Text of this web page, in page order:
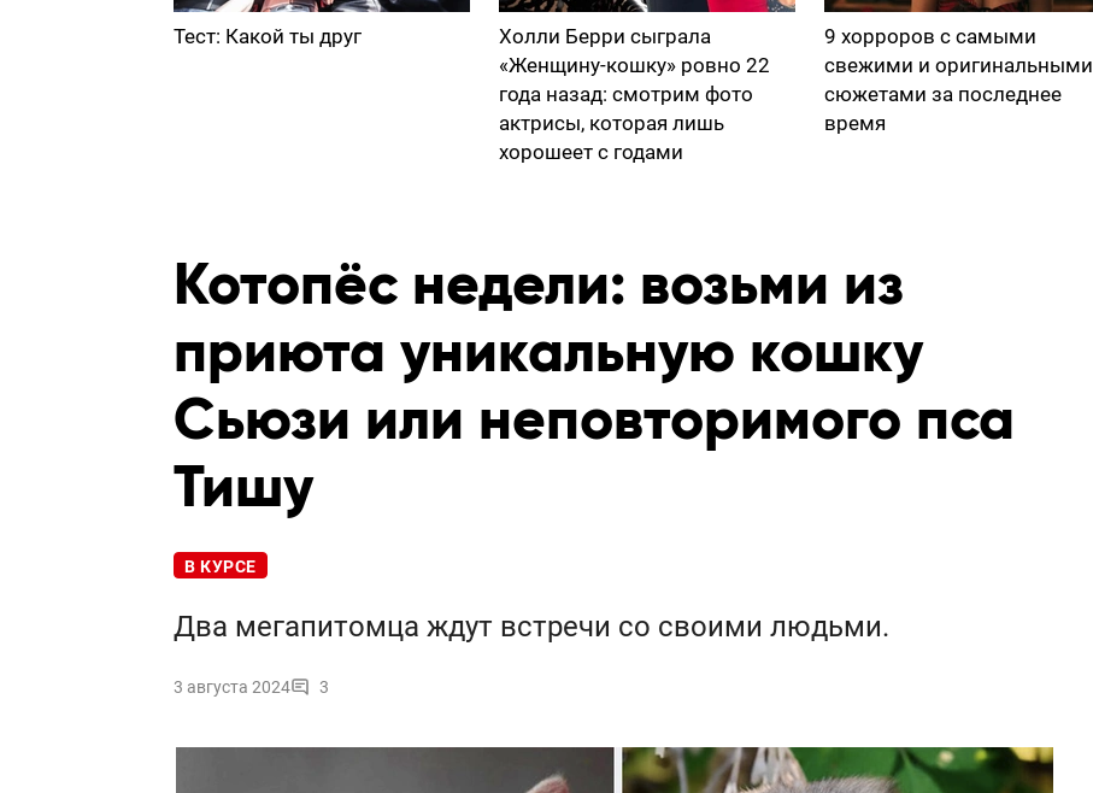
Тест: Какой ты друг
Холли Берри сыграла
«Женщину-кошку» ровно 22
года назад: смотрим фото
актрисы, которая лишь
хорошеет с годами
9 хорроров с самыми
свежими и оригинальными
сюжетами за последнее
время
Котопёс недели: возьми из
приюта уникальную кошку
Сьюзи или неповторимого пса
Тишу
В КУРСЕ
Два мегапитомца ждут встречи со своими людьми.
3 августа 2024 3